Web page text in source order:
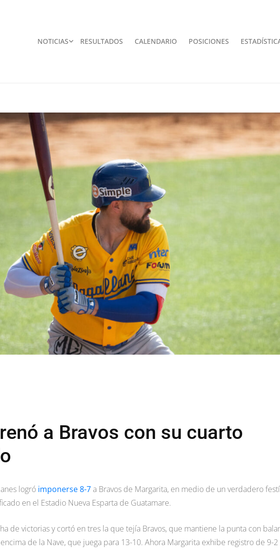
NOTICIAS RESULTADOS CALENDARIO POSICIONES
a Bravos con su cuarto
logró imponerse 8-7a Bravos de Margarita, en medio de un verdadero
en el Estadio Nueva Esparta de Guatamare.
de victorias y cortó en tres la que tejía Bravos, que mantiene la punta con
de la Nave, que juega para 13-10. Ahora Margarita exhibe registro de 9-2